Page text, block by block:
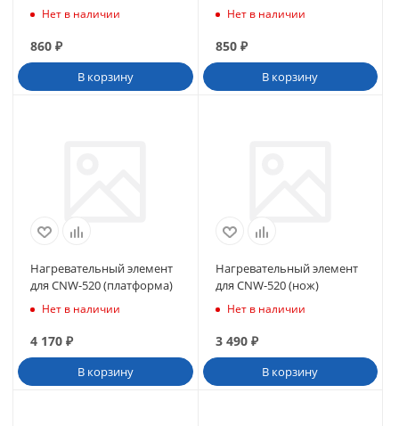
Нет в наличии
860 ₽
В корзину
Нет в наличии
850₽
В корзину
Нагревательный элемент
для CNW-520 (платформа)
Нет в наличии
4 170 ₽
В корзину
Нагревательный элемент
для CNW-520 (нож)
Нет в наличии
3 490₽
В корзину